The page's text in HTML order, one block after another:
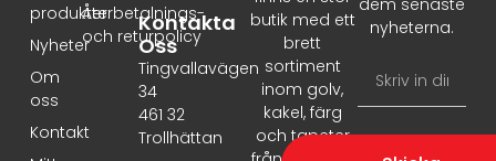
butik med ett
brett
sortiment
inom golv,
kakel, färg
och tapeter
Återbetalnings-
och returpolicy
produkter
Nyheter
Om
oss
Kontakt
Kontakta
Oss
Tingvallavägen
34
461 32
Trollhättan
nyheterna.